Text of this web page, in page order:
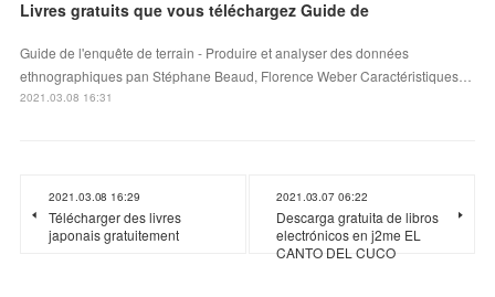
Livres gratuits que vous téléchargez Guide de
Guide de l'enquête de terrain - Produire et analyser des données
ethnographiques pan Stéphane Beaud, Florence Weber Caractéristiques…
2021.03.08 16:31
2021.03.08 16:29
Télécharger des livres
japonais gratuitement
2021.03.07 06:22
Descarga gratuita de libros
electrónicos en j2me EL
CANTO DEL CUCO